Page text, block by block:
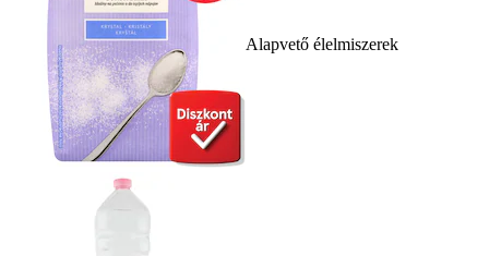
Alapvető élelmiszerek